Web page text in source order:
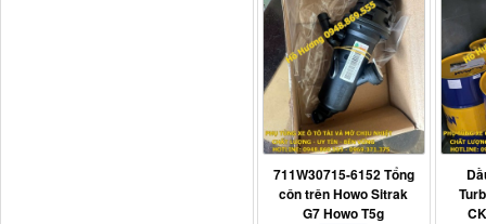
711W30715-6152 Tổng
côn trên Howo Sitrak
G7 Howo T5g